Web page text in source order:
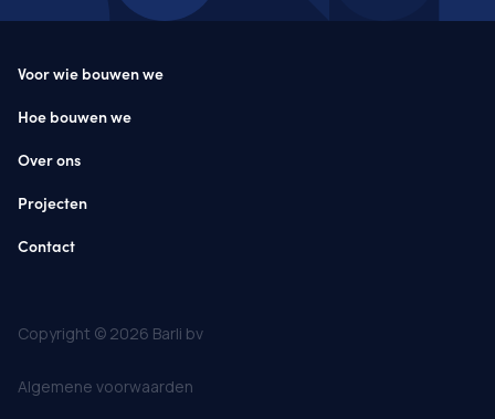
Voor wie bouwen we
Hoe bouwen we
Over ons
Projecten
Contact
Copyright © 2026 Barli bv
Algemene voorwaarden